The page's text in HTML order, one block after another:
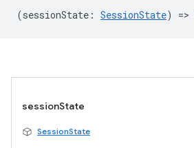
(sessionState : SessionState) =>
sessionState
SessionState